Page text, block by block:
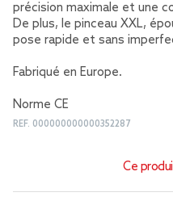
précision maximale et une
De plus, le pinceau XXL,
pose rapide et sans
Fabriqué en Europe.
Norme CE
REF. 000000000000352287
Ce